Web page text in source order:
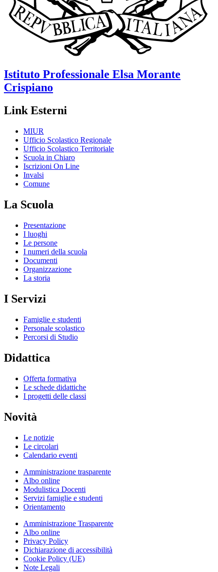
Istituto Professionale Elsa Morante
Crispiano
Link Esterni
MIUR
Ufficio Scolastico Regionale
Ufficio Scolastico Territoriale
Scuola in Chiaro
Iscrizioni On Line
Invalsi
Comune
La Scuola
Presentazione
I luoghi
Le persone
I numeri della scuola
Documenti
Organizzazione
La storia
I Servizi
Famiglie e studenti
Personale scolastico
Percorsi di Studio
Didattica
Offerta formativa
Le schede didattiche
I progetti delle classi
Novità
Le notizie
Le circolari
Calendario eventi
Amministrazione trasparente
Albo online
Modulistica Docenti
Servizi famiglie e studenti
Orientamento
Amministrazione Trasparente
Albo online
Privacy Policy
Dichiarazione di accessibilità
Cookie Policy (UE)
Note Legali